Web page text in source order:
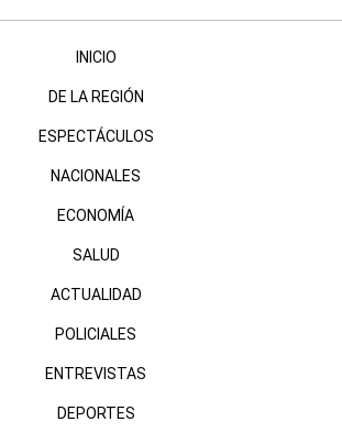
INICIO
DE LA REGIÓN
ESPECTÁCULOS
NACIONALES
ECONOMÍA
SALUD
ACTUALIDAD
POLICIALES
ENTREVISTAS
DEPORTES